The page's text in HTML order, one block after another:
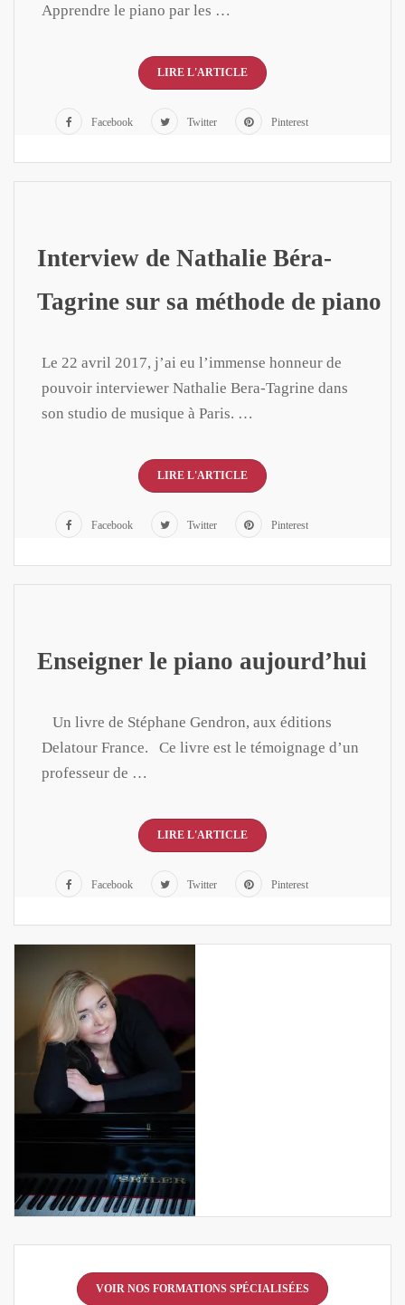
Apprendre le piano par les …
LIRE L'ARTICLE
Facebook Twitter Pinterest
Interview de Nathalie Béra-
Tagrine sur sa méthode de piano
Le 22 avril 2017, j’ai eu l’immense honneur de
pouvoir interviewer Nathalie Bera-Tagrine dans
son studio de musique à Paris. …
LIRE L'ARTICLE
Facebook Twitter Pinterest
Enseigner le piano aujourd’hui
​ Un livre de Stéphane Gendron, aux éditions
Delatour France. Ce livre est le témoignage d’un
professeur de …
LIRE L'ARTICLE
Facebook Twitter Pinterest
VOIR NOS FORMATIONS SPÉCIALISÉES